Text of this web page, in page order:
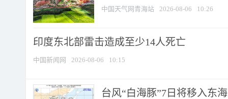
中国天气网青海站 2026-08-06 10:26
印度东北部雷击造成至少14人死亡
中国新闻网 2026-08-06 10:15
台风“白海豚”7日将移入东